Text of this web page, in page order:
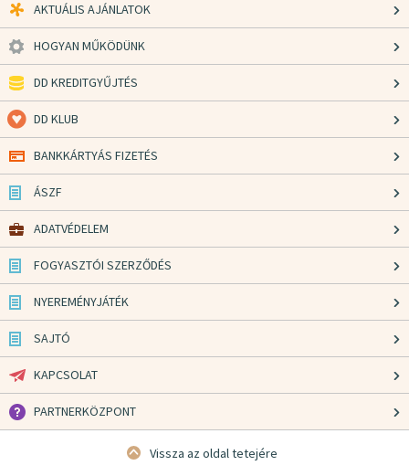
AKTUÁLIS AJÁNLATOK
HOGYAN MŰKÖDÜNK
DD KREDITGYŰJTÉS
DD KLUB
BANKKÁRTYÁS FIZETÉS
ÁSZF
ADATVÉDELEM
FOGYASZTÓI SZERZŐDÉS
NYEREMÉNYJÁTÉK
SAJTÓ
KAPCSOLAT
PARTNERKÖZPONT
Vissza az oldal tetejére